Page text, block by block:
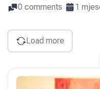
0 comments 1
Load more